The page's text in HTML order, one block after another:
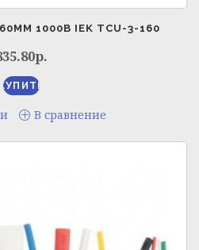
1000В IEK TCU-3-160
В сравнение